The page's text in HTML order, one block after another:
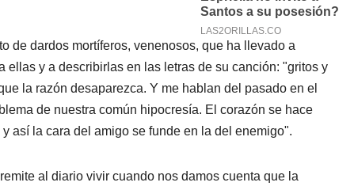
de dardos mortíferos, venenosos, que ha llevado a
ellas y a describirlas en las letras de su canción: "gritos y
la razón desaparezca. Y me hablan del pasado en el
de nuestra común hipocresía. El corazón se hace
así la cara del amigo se funde en la del enemigo".
al diario vivir cuando nos damos cuenta que la